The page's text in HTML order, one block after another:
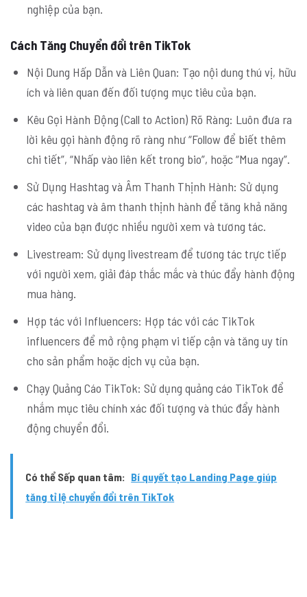
nghiệp của bạn.
Cách Tăng Chuyển đổi trên TikTok
Nội Dung Hấp Dẫn và Liên Quan: Tạo nội dung thú vị, hữu
ích và liên quan đến đối tượng mục tiêu của bạn.
Kêu Gọi Hành Động (Call to Action) Rõ Ràng: Luôn đưa ra
lời kêu gọi hành động rõ ràng như “Follow để biết thêm
chi tiết”, “Nhấp vào liên kết trong bio”, hoặc “Mua ngay”.
Sử Dụng Hashtag và Âm Thanh Thịnh Hành: Sử dụng
các hashtag và âm thanh thịnh hành để tăng khả năng
video của bạn được nhiều người xem và tương tác.
Livestream: Sử dụng livestream để tương tác trực tiếp
với người xem, giải đáp thắc mắc và thúc đẩy hành động
mua hàng.
Hợp tác với Influencers: Hợp tác với các TikTok
influencers để mở rộng phạm vi tiếp cận và tăng uy tín
cho sản phẩm hoặc dịch vụ của bạn.
Chạy Quảng Cáo TikTok: Sử dụng quảng cáo TikTok để
nhắm mục tiêu chính xác đối tượng và thúc đẩy hành
động chuyển đổi.
Có thể Sếp quan tâm: Bí quyết tạo Landing Page giúp
tăng tỉ lệ chuyển đổi trên TikTok